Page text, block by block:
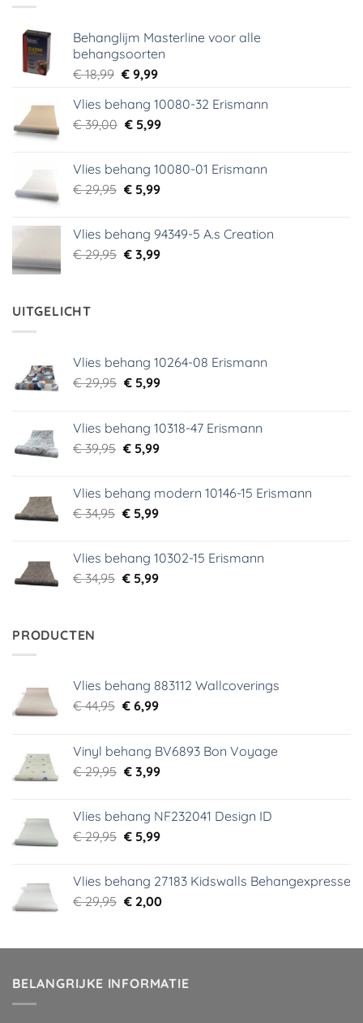
Behanglijm Masterline voor alle
behangsoorten
€18,99 Oorspronkelijke
was:
€ 18,99.
€9,99Huidige
is:
€ 9,99.
Vlies behang 10080-32 Erismann
€39,00 Oorspronkelijke
€ 39,00.
€5,99Huidige
€ 5,99.
Vlies behang 10080-01 Erismann
€29,95 Oorspronkelijke
€ 29,95.
€5,99Huidige
€ 5,99.
Vlies behang 94349-5 A.s Creation
€29,95 Oorspronkelijke
€3,99Huidige
UITGELICHT
Vlies behang 10264-08 Erismann
€29,95 Oorspronkelijke
€ 29,95.
€5,99Huidige
€ 5,99.
Vlies behang 10318-47 Erismann
€39,95 Oorspronkelijke
€ 39,95.
€5,99Huidige
€ 5,99.
Vlies behang modern 10146-15 Erismann
€34,95 Oorspronkelijke
€ 34,95.
€5,99Huidige
€ 5,99.
Vlies behang 10302-15 Erismann
€34,95 Oorspronkelijke
€5,99Huidige
PRODUCTEN
Vlies behang 883112 Wallcoverings
€44,95 Oorspronkelijke
€ 44,95.
€6,99Huidige
€ 6,99.
Vinyl behang BV6893 Bon Voyage
€29,95 Oorspronkelijke
€ 29,95.
€3,99Huidige
€ 3,99.
Vlies behang NF232041 Design ID
€29,95 Oorspronkelijke
€ 29,95.
€5,99Huidige
€ 5,99.
Vlies behang 27183 Kidswalls Behangexpresse
€29,95 Oorspronkelijke
€ 29,95.
€2,00Huidige
€ 2,00.
BELANGRIJKE INFORMATIE